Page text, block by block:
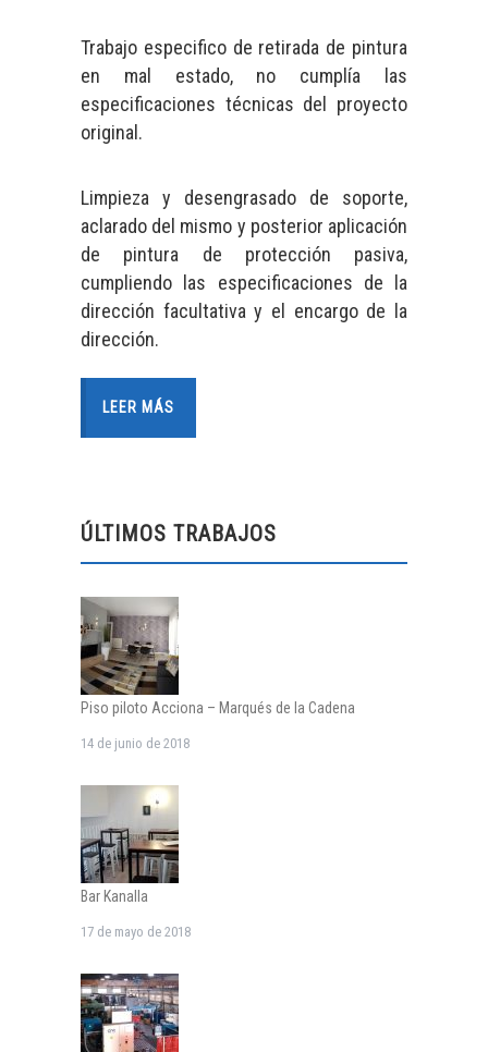
Trabajo especifico de retirada de pintura
en mal estado, no cumplía las
especificaciones técnicas del proyecto
original.
Limpieza y desengrasado de soporte,
aclarado del mismo y posterior aplicación
de pintura de protección pasiva,
cumpliendo las especificaciones de la
dirección facultativa y el encargo de la
dirección.
LEER MÁS
ÚLTIMOS TRABAJOS
Piso piloto Acciona – Marqués de la Cadena
14 de junio de 2018
Bar Kanalla
17 de mayo de 2018